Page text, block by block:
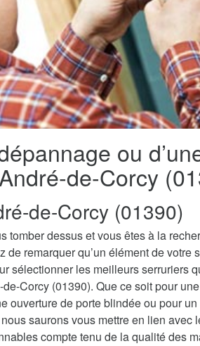
ou
de-Corcy
de-Corcy (01390)
tomber dessus et vous êtes à la
remarquer qu’un élément de votre
sélectionner les meilleurs serruriers
Corcy (01390). Que ce soit pour
ouverture de porte blindée ou pour
saurons vous mettre en lien avec
compte tenu de la qualité des